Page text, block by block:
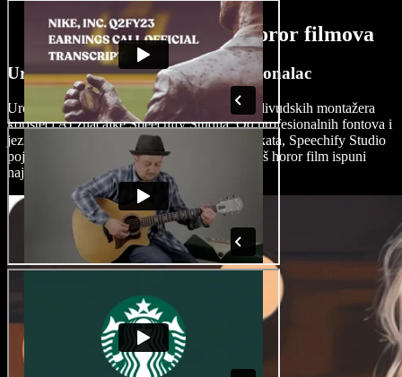
AI značajke izrađivača horor filmova
Uređujte horor filmove kao profesionalac
Uredite svoje horor filmove s preciznošću holivudskih montažera
koristeći AI značajke Speechify Studija. Od profesionalnih fontova i
jezivih zvučnih efekata do animacija i AI efekata, Speechify Studio
pojednostavljuje postprodukciju i jamči da vaš horor film ispuni
najviše standarde kvalitete i strašnosti.